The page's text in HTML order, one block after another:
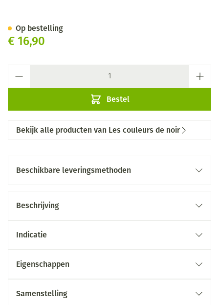
€ 16,90
Bestel
Op bestelling
Bekijk alle producten van Les couleurs de noir
Beschikbare leveringsmethoden
Beschrijving
Indicatie
Eigenschappen
Samenstelling